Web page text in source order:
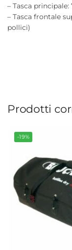
– Tasca principale:
– Tasca frontale
pollici)
Prodotti
-19%